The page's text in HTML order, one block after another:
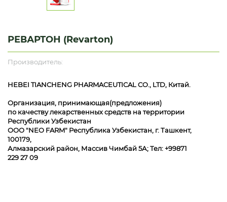
РЕВАРТОН (Revarton)
Производитель:
HEBEI TIANCHENG PHARMACEUTICAL CO., LTD, Китай.
Организация, принимающая(предложения)
по качеству лекарственных средств на территории
Республики Узбекистан
ООО "NEO FARM" Республика Узбекистан, г. Ташкент,
100179,
Алмазарский район, Массив Чимбай 5А; Тел: +99871
229 27 09